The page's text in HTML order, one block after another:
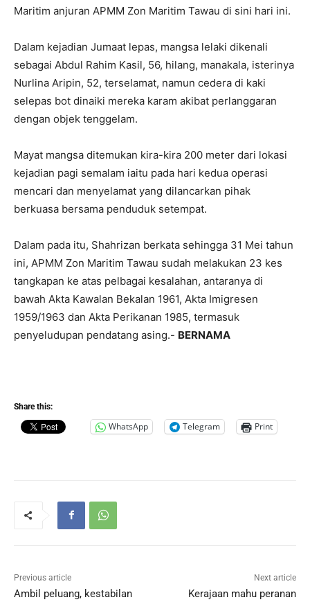
Maritim anjuran APMM Zon Maritim Tawau di sini hari ini.
Dalam kejadian Jumaat lepas, mangsa lelaki dikenali
sebagai Abdul Rahim Kasil, 56, hilang, manakala, isterinya
Nurlina Aripin, 52, terselamat, namun cedera di kaki
selepas bot dinaiki mereka karam akibat perlanggaran
dengan objek tenggelam.
Mayat mangsa ditemukan kira-kira 200 meter dari lokasi
kejadian pagi semalam iaitu pada hari kedua operasi
mencari dan menyelamat yang dilancarkan pihak
berkuasa bersama penduduk setempat.
Dalam pada itu, Shahrizan berkata sehingga 31 Mei tahun
ini, APMM Zon Maritim Tawau sudah melakukan 23 kes
tangkapan ke atas pelbagai kesalahan, antaranya di
bawah Akta Kawalan Bekalan 1961, Akta Imigresen
1959/1963 dan Akta Perikanan 1985, termasuk
penyeludupan pendatang asing.- BERNAMA
Share this:
WhatsApp Telegram Print
Previous article
Ambil peluang, kestabilan
Next article
Kerajaan mahu peranan